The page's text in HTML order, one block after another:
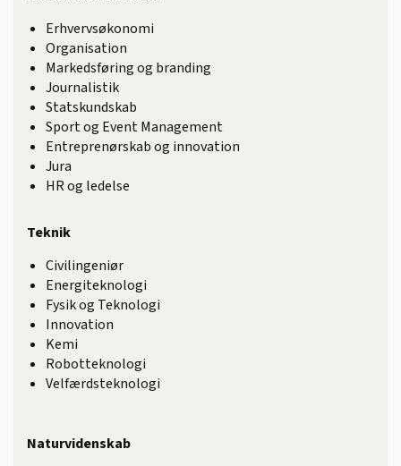
Erhvervsøkonomi
Organisation
Markedsføring og branding
Journalistik
Statskundskab
Sport og Event Management
Entreprenørskab og innovation
Jura
HR og ledelse
Teknik
Civilingeniør
Energiteknologi
Fysik og Teknologi
Innovation
Kemi
Robotteknologi
Velfærdsteknologi
Naturvidenskab